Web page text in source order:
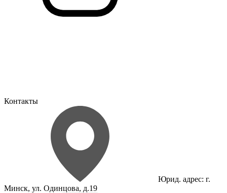
Контакты
Юрид. адрес: г.
Минск, ул. Одинцова, д.19